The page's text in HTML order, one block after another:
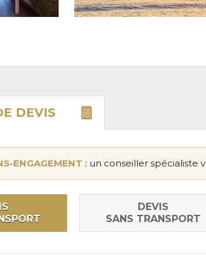
DEVIS
ENGAGEMENT : un conseiller spécialiste
DEVIS
SANS TRANSPORT